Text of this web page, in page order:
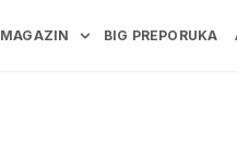
MAGAZIN BIG PREPORUKA